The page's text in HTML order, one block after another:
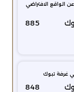
الواقع الافتراضي
885
غرفة تبوك
848